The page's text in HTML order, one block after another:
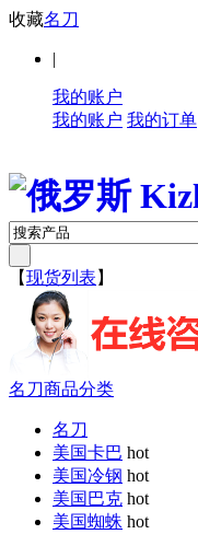
收藏名刀
|
我的账户
我的账户 我的订单
【现货列表 】
名刀商品分类
名刀
美国卡巴 hot
美国冷钢 hot
美国巴克 hot
美国蜘蛛 hot